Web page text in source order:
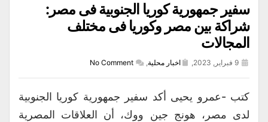
سفير جمهورية كوريا الجنوبية فى مصر:
شراكة بين مصر وكوريا فى مختلف
المجالات
اخبار محلية,
No Comment
كتب -عمرو يحيى أكد سفير جمهورية كوريا الجنوبية
لدى مصر، هونج جين ووك، أن العلاقات المصرية